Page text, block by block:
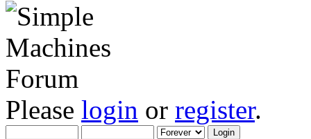
Please login or register.